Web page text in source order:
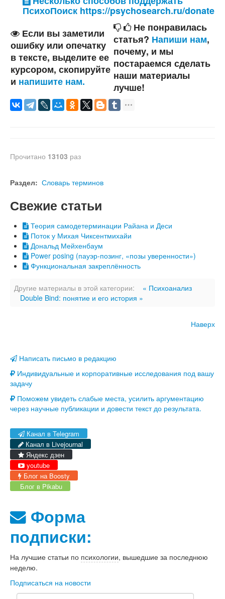
ПсихоПоиск https://psychosearch.ru/donate
Если вы заметили
ошибку или опечатку
в тексте, выделите ее
курсором, скопируйте
и напишите нам.
Не понравилась
статья? Напиши нам,
почему, и мы
постараемся сделать
наши материалы
лучше!
Прочитано 13103 раз
Раздел: Словарь терминов
Свежие статьи
Теория самодетерминации Райана и Деси
Поток у Михая Чиксентмихайи
Дональд Мейхенбаум
Power posing (пауэр-позинг, «позы уверенности»)
Функциональная закреплённость
Другие материалы в этой категории:
« Психоанализ
Double Bind: понятие и его история »
Наверх
Написать письмо в редакцию
Индивидуальные и корпоративные исследования под вашу
задачу
Поможем увидеть слабые места, усилить аргументацию
через научные публикации и довести текст до результата.
Канал в Telegram
Канал в Livejournal
Яндекс дзен
youtube
Блог на Boosty
Блог в Pikabu
Форма
подписки:
На лучшие статьи по психологии, вышедшие за последнюю
неделю.
Подписаться на новости